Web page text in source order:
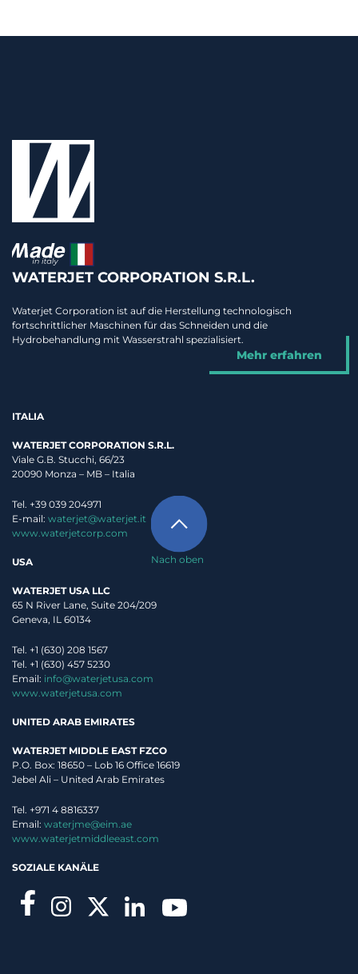
Nach oben
WATERJET CORPORATION S.R.L.
Waterjet Corporation ist auf die Herstellung technologisch
fortschrittlicher Maschinen für das Schneiden und die
Hydrobehandlung mit Wasserstrahl spezialisiert.
Mehr erfahren
ITALIA
WATERJET CORPORATION S.R.L.
Viale G.B. Stucchi, 66/23
20090 Monza – MB – Italia
Tel. +39 039 204971
E-mail: waterjet@waterjet.it
www.waterjetcorp.com
USA
WATERJET USA LLC
65 N River Lane, Suite 204/209
Geneva, IL 60134
Tel. +1 (630) 208 1567
Tel. +1 (630) 457 5230
Email: info@waterjetusa.com
www.waterjetusa.com
UNITED ARAB EMIRATES
WATERJET MIDDLE EAST FZCO
P.O. Box: 18650 – Lob 16 Office 16619
Jebel Ali – United Arab Emirates
Tel. +971 4 8816337
Email: waterjme@eim.ae
www.waterjetmiddleeast.com
SOZIALE KANÄLE